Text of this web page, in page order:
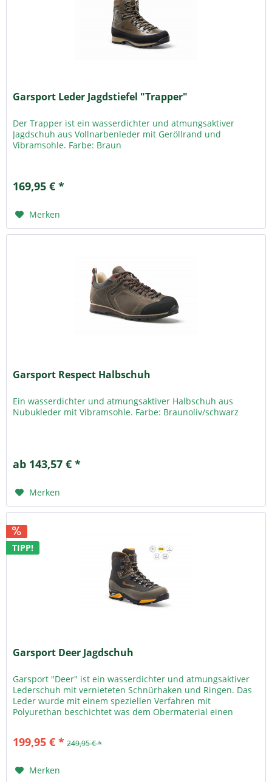
Garsport Leder Jagdstiefel "Trapper"
Der Trapper ist ein wasserdichter und atmungsaktiver
Jagdschuh aus Vollnarbenleder mit Geröllrand und
Vibramsohle. Farbe: Braun
169,95 € *
Merken
Garsport Respect Halbschuh
Ein wasserdichter und atmungsaktiver Halbschuh aus
Nubukleder mit Vibramsohle. Farbe: Braunoliv/schwarz
ab 143,57 € *
Merken
TIPP!
Garsport Deer Jagdschuh
Garsport "Deer" ist ein wasserdichter und atmungsaktiver
Lederschuh mit vernieteten Schnürhaken und Ringen. Das
Leder wurde mit einem speziellen Verfahren mit
Polyurethan beschichtet was dem Obermaterial einen
199,95 € * 249,95 € *
Merken